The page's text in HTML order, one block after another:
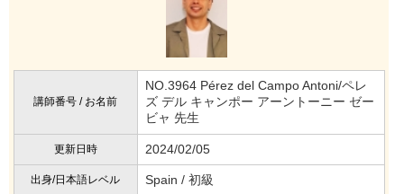
講師番号 / お名前
NO.3964 Pérez del Campo Antoni/ペレ
ズ デル キャンポー アーントーニー ゼー
ビャ 先生
更新日時 2024/02/05
出身/日本語レベル Spain / 初級